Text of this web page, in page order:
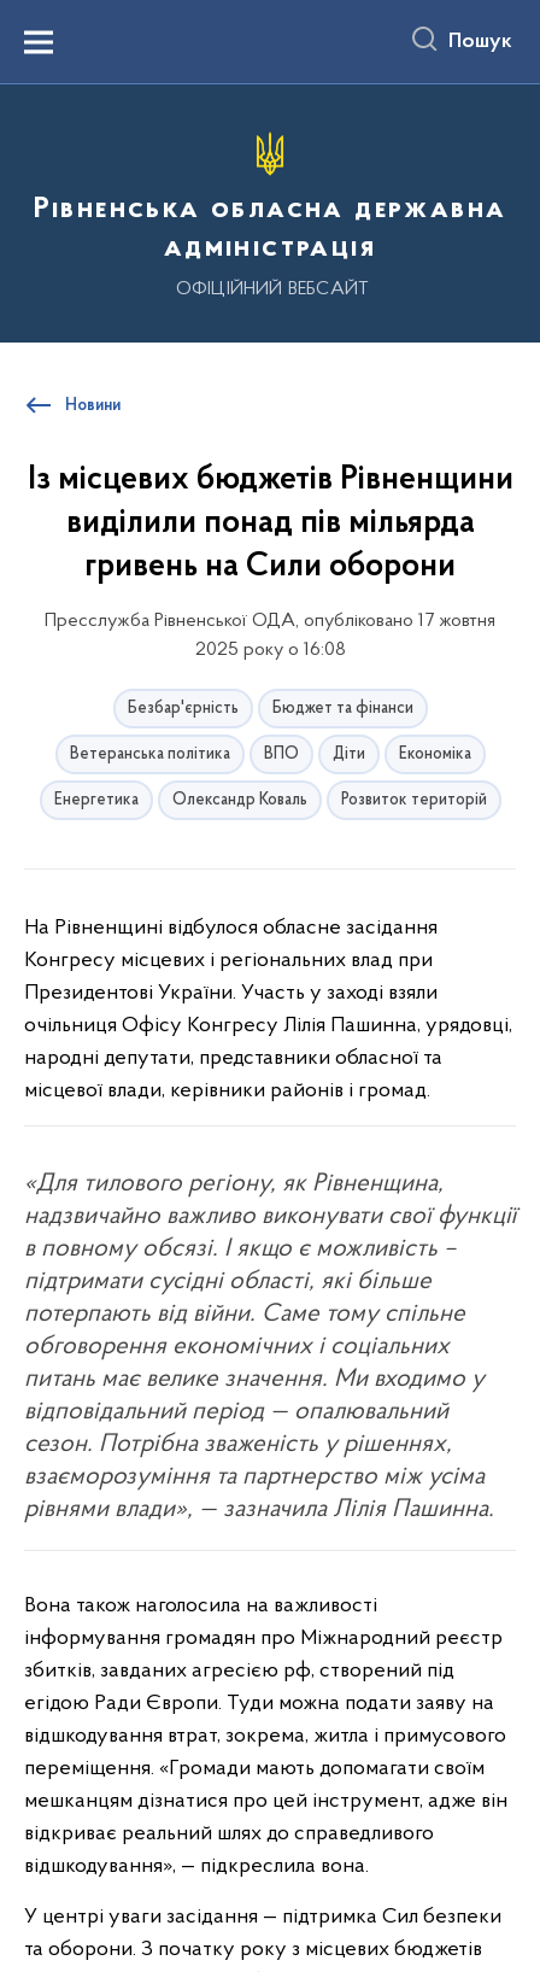
вмістуMenu Пошук
Рівненська обласна державна
адміністрація
ОФІЦІЙНИЙ ВЕБСАЙТ
Новини
Із місцевих бюджетів Рівненщини
виділили понад пів мільярда
гривень на Сили оборони
Пресслужба Рівненської ОДА, опубліковано 17 жовтня
2025 року о 16:08
Безбар'єрність Бюджет та фінанси
Ветеранська політика ВПО Діти Економіка
Енергетика Олександр Коваль Розвиток територій
На Рівненщині відбулося обласне засідання
Конгресу місцевих і регіональних влад при
Президентові України. Участь у заході взяли
очільниця Офісу Конгресу Лілія Пашинна, урядовці,
народні депутати, представники обласної та
місцевої влади, керівники районів і громад.
«Для тилового регіону, як Рівненщина,
надзвичайно важливо виконувати свої функції
в повному обсязі. І якщо є можливість –
підтримати сусідні області, які більше
потерпають від війни. Саме тому спільне
обговорення економічних і соціальних
питань має велике значення. Ми входимо у
відповідальний період — опалювальний
сезон. Потрібна зваженість у рішеннях,
взаєморозуміння та партнерство між усіма
рівнями влади», — зазначила Лілія Пашинна.
Вона також наголосила на важливості
інформування громадян про Міжнародний реєстр
збитків, завданих агресією рф, створений під
егідою Ради Європи. Туди можна подати заяву на
відшкодування втрат, зокрема, житла і примусового
переміщення. «Громади мають допомагати своїм
мешканцям дізнатися про цей інструмент, адже він
відкриває реальний шлях до справедливого
відшкодування», — підкреслила вона.
У центрі уваги засідання — підтримка Сил безпеки
та оборони. З початку року з місцевих бюджетів